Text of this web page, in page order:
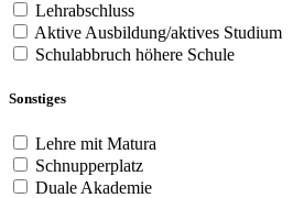
Lehrabschluss
Aktive Ausbildung/aktives Studium
Schulabbruch höhere Schule
Sonstiges
Lehre mit Matura
Schnupperplatz
Duale Akademie